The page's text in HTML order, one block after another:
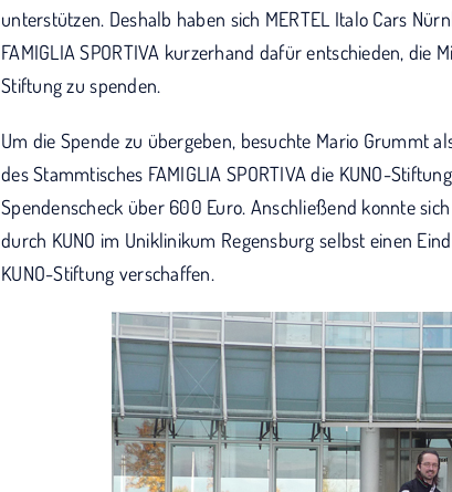
unterstützen. Deshalb haben sich MERTEL Italo Cars
FAMIGLIA SPORTIVA kurzerhand dafür entschieden, die
Stiftung zu spenden.
Um die Spende zu übergeben, besuchte Mario Grummt
des Stammtisches FAMIGLIA SPORTIVA die KUNO-
Spendenscheck über 600 Euro. Anschließend konnte
durch KUNO im Uniklinikum Regensburg selbst einen
KUNO-Stiftung verschaffen.